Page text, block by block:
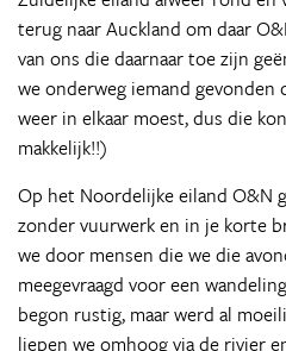
terug naar Auckland om daar
van ons die daarnaar toe zijn
we onderweg iemand
weer in elkaar moest, dus die
makkelijk!!)
Op het Noordelijke eiland O&N
zonder vuurwerk en in je korte
we door mensen die we die
meegevraagd voor een
begon rustig, maar werd al
liepen we omhoog via de rivier